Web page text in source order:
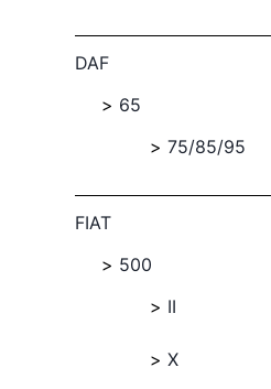
DAF
65
75/85/95
FIAT
500
II
X